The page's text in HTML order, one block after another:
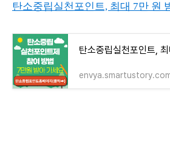
탄소중립실천포인트, 최대 7만 원
탄소중립실천포인트,